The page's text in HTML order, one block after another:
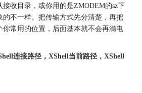
收目录，或你用的是ZMODEM的sz下
的不一样。把传输方式先分清楚，再把
你常用的位置，后面基本就不会再满电
连接路径， XShell当前路径， XShell